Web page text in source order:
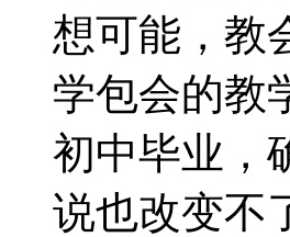
想可能，教
学包会的教
初中毕业，
说也改变不